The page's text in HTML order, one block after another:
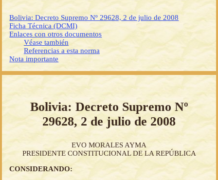
Bolivia: Decreto Supremo Nº 29628, 2 de julio de 2008
Ficha Técnica (DCMI)
Enlaces con otros documentos
Véase también
Referencias a esta norma
Nota importante
Bolivia: Decreto Supremo Nº
29628, 2 de julio de 2008
EVO MORALES AYMA
PRESIDENTE CONSTITUCIONAL DE LA REPÚBLICA
CONSIDERANDO: